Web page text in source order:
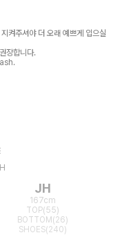
켜주셔야 더 오래 예쁘게 입으실
장합니다.
JH
167cm
TOP(55)
BOTTOM(26)
SHOES(240)